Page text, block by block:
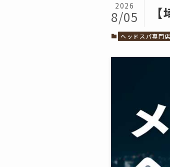
2026
8/05
ヘッドスパ専門店